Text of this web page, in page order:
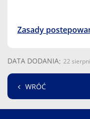
Zasady
DATA DODANIA 22
WRÓĆ